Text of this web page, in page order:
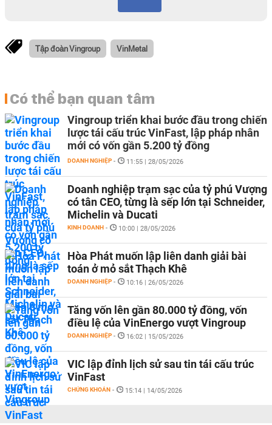
Tập đoàn Vingroup VinMetal
Có thể bạn quan tâm
Vingroup triển khai bước đầu trong chiến
lược tái cấu trúc VinFast, lập pháp nhân
mới có vốn gần 5.200 tỷ đồng
DOANH NGHIỆP - 11:55 | 28/05/2026
Doanh nghiệp trạm sạc của tỷ phú Vượng
có tân CEO, từng là sếp lớn tại Schneider,
Michelin và Ducati
KINH DOANH - 10:00 | 28/05/2026
Hòa Phát muốn lập liên danh giải bài
toán ở mỏ sắt Thạch Khê
DOANH NGHIỆP - 10:16 | 26/05/2026
Tăng vốn lên gần 80.000 tỷ đồng, vốn
điều lệ của VinEnergo vượt Vingroup
DOANH NGHIỆP - 16:02 | 15/05/2026
VIC lập đỉnh lịch sử sau tin tái cấu trúc
VinFast
CHỨNG KHOÁN - 15:14 | 14/05/2026